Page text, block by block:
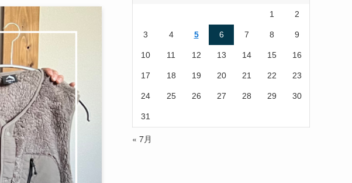
1 2
3 4 5 6 7 8 9
10 11 12 13 14 15 16
17 18 19 20 21 22 23
24 25 26 27 28 29 30
31
« 7月